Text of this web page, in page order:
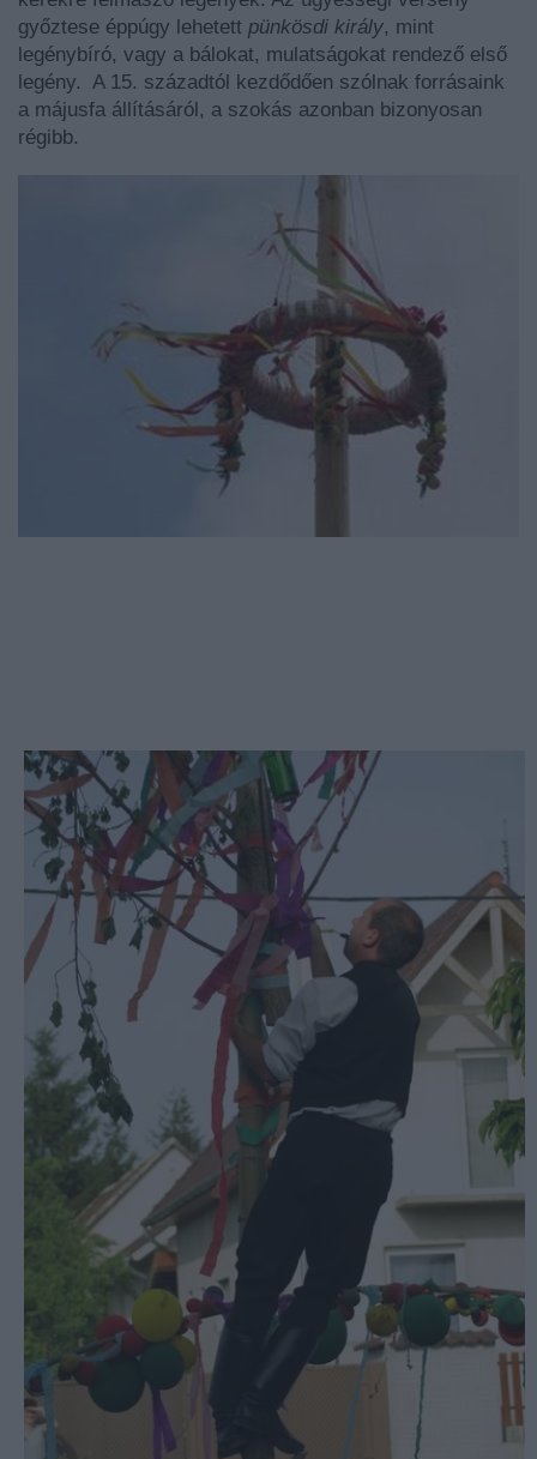
győztese éppúgy lehetett pünkösdi király, mint
legénybíró, vagy a bálokat, mulatságokat rendező első
legény. A 15. századtól kezdődően szólnak forrásaink
a májusfa állításáról, a szokás azonban bizonyosan
régibb.